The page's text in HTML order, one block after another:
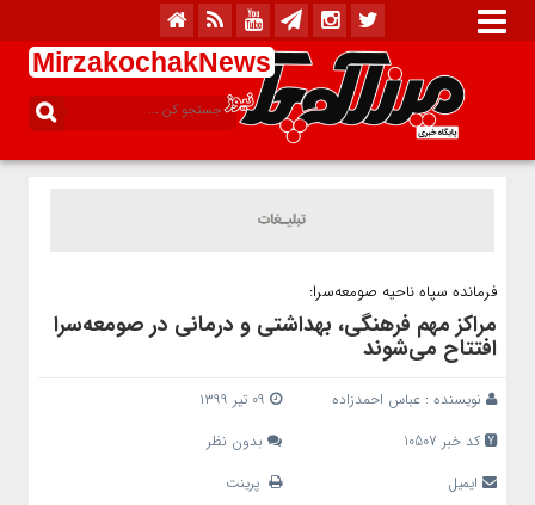
MirzakochakNews
فرمانده سپاه ناحیه صومعه‌سرا:
مراکز مهم فرهنگی، بهداشتی و درمانی در صومعه‌سرا
افتتاح می‌شوند
نویسنده : عباس احمدزاده
کد خبر 10507
بدون نظر
ایمیل
پرینت